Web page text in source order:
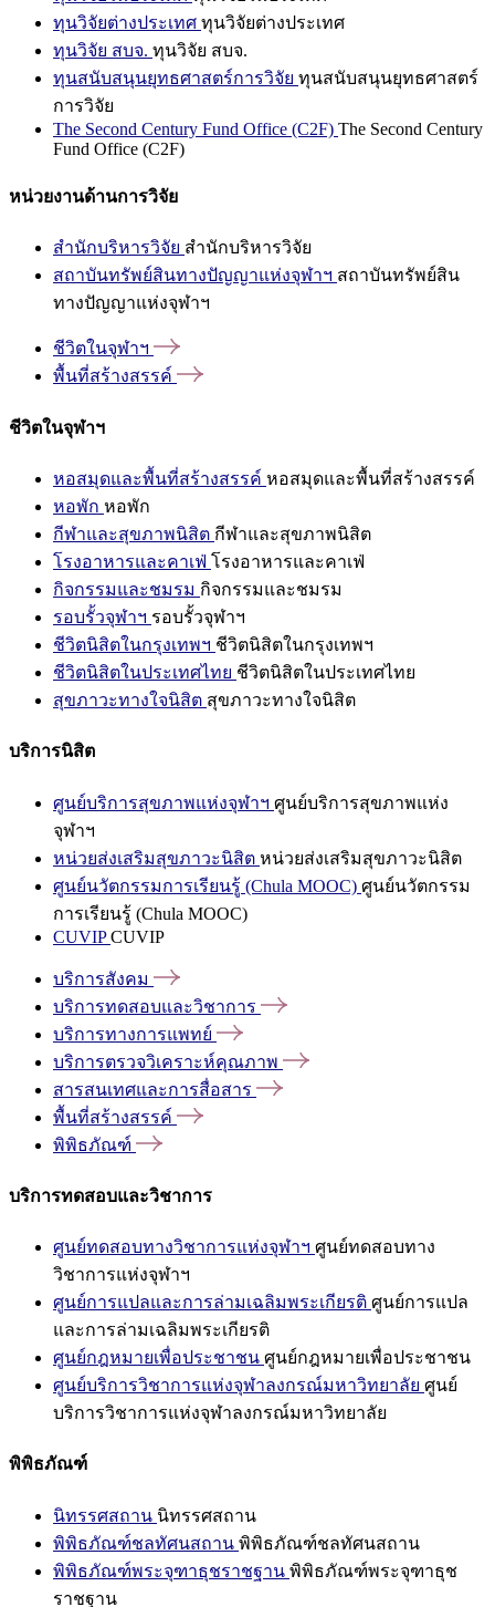
ทุนวิจัยต่างประเทศ ทุนวิจัยต่างประเทศ
ทุนวิจัย สบจ. ทุนวิจัย สบจ.
ทุนสนับสนุนยุทธศาสตร์การวิจัย ทุนสนับสนุนยุทธศาสตร์
การวิจัย
The Second Century Fund Office (C2F) The Second Century
Fund Office (C2F)
หน่วยงานด้านการวิจัย
สำนักบริหารวิจัย สำนักบริหารวิจัย
สถาบันทรัพย์สินทางปัญญาแห่งจุฬาฯ สถาบันทรัพย์สิน
ทางปัญญาแห่งจุฬาฯ
ชีวิตในจุฬาฯ
พื้นที่สร้างสรรค์
ชีวิตในจุฬาฯ
หอสมุดและพื้นที่สร้างสรรค์ หอสมุดและพื้นที่สร้างสรรค์
หอพัก หอพัก
กีฬาและสุขภาพนิสิต กีฬาและสุขภาพนิสิต
โรงอาหารและคาเฟ่ โรงอาหารและคาเฟ่
กิจกรรมและชมรม กิจกรรมและชมรม
รอบรั้วจุฬาฯ รอบรั้วจุฬาฯ
ชีวิตนิสิตในกรุงเทพฯ ชีวิตนิสิตในกรุงเทพฯ
ชีวิตนิสิตในประเทศไทย ชีวิตนิสิตในประเทศไทย
สุขภาวะทางใจนิสิต สุขภาวะทางใจนิสิต
บริการนิสิต
ศูนย์บริการสุขภาพแห่งจุฬาฯ ศูนย์บริการสุขภาพแห่ง
จุฬาฯ
หน่วยส่งเสริมสุขภาวะนิสิต หน่วยส่งเสริมสุขภาวะนิสิต
ศูนย์นวัตกรรมการเรียนรู้ (Chula MOOC) ศูนย์นวัตกรรม
การเรียนรู้ (Chula MOOC)
CUVIPCUVIP
บริการสังคม
บริการทดสอบและวิชาการ
บริการทางการแพทย์
บริการตรวจวิเคราะห์คุณภาพ
สารสนเทศและการสื่อสาร
พื้นที่สร้างสรรค์
พิพิธภัณฑ์
บริการทดสอบและวิชาการ
ศูนย์ทดสอบทางวิชาการแห่งจุฬาฯ ศูนย์ทดสอบทาง
วิชาการแห่งจุฬาฯ
ศูนย์การแปลและการล่ามเฉลิมพระเกียรติ ศูนย์การแปล
และการล่ามเฉลิมพระเกียรติ
ศูนย์กฎหมายเพื่อประชาชน ศูนย์กฎหมายเพื่อประชาชน
ศูนย์บริการวิชาการแห่งจุฬาลงกรณ์มหาวิทยาลัย ศูนย์
บริการวิชาการแห่งจุฬาลงกรณ์มหาวิทยาลัย
พิพิธภัณฑ์
นิทรรศสถาน นิทรรศสถาน
พิพิธภัณฑ์ชลทัศนสถาน พิพิธภัณฑ์ชลทัศนสถาน
พิพิธภัณฑ์พระจุฑาธุชราชฐาน พิพิธภัณฑ์พระจุฑาธุช
ราชฐาน